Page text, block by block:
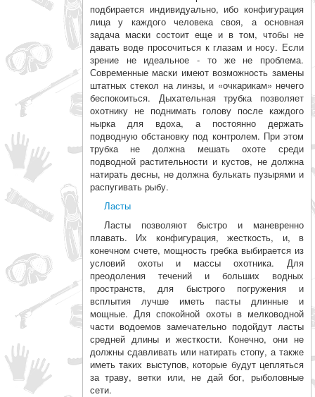
подбирается индивидуально, ибо конфигурация
лица у каждого человека своя, а основная
задача маски состоит еще и в том, чтобы не
давать воде просочиться к глазам и носу. Если
зрение не идеальное - то же не проблема.
Современные маски имеют возможность замены
штатных стекол на линзы, и «очкарикам» нечего
беспокоиться. Дыхательная трубка позволяет
охотнику не поднимать голову после каждого
нырка для вдоха, а постоянно держать
подводную обстановку под контролем. При этом
трубка не должна мешать охоте среди
подводной растительности и кустов, не должна
натирать десны, не должна булькать пузырями и
распугивать рыбу.
Ласты
Ласты позволяют быстро и маневренно
плавать. Их конфигурация, жесткость, и, в
конечном счете, мощность гребка выбирается из
условий охоты и массы охотника. Для
преодоления течений и больших водных
пространств, для быстрого погружения и
всплытия лучше иметь пасты длинные и
мощные. Для спокойной охоты в мелководной
части водоемов замечательно подойдут ласты
средней длины и жесткости. Конечно, они не
должны сдавливать или натирать стопу, а также
иметь таких выступов, которые будут цепляться
за траву, ветки или, не дай бог, рыболовные
сети.